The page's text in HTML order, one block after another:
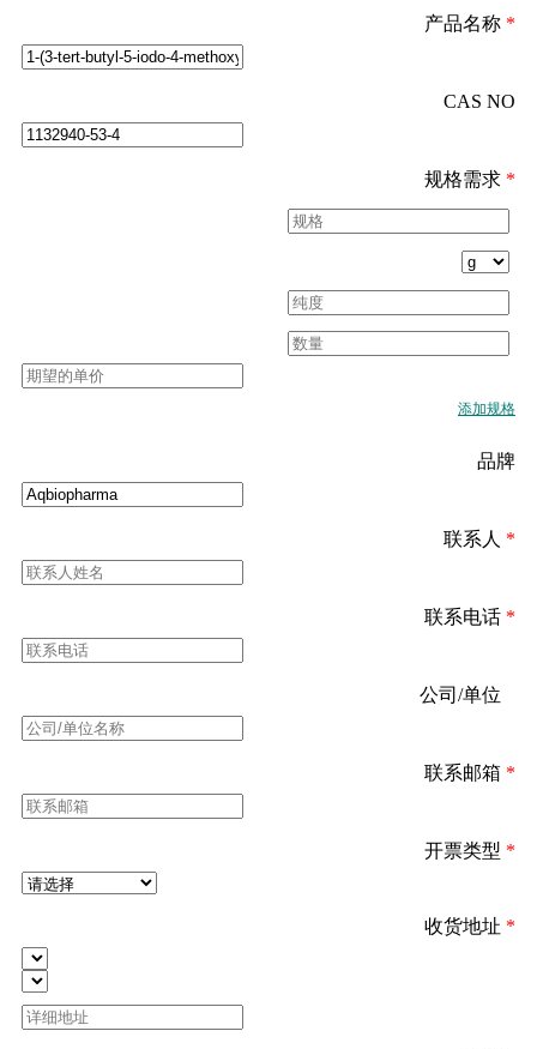
产品名称 *
CAS NO
规格需求 *
添加规格
品牌
联系人 *
联系电话 *
公司/单位
联系邮箱 *
开票类型 *
收货地址 *